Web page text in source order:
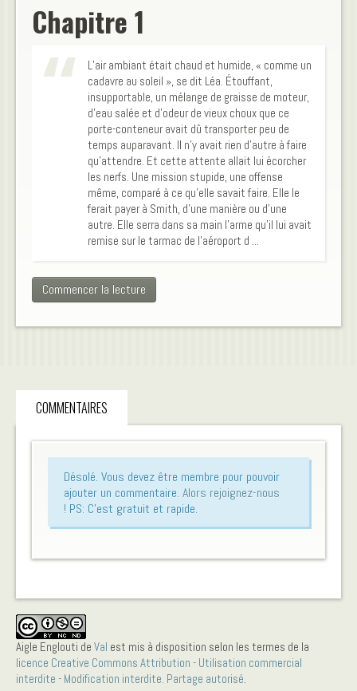
Chapitre 1
L’air ambiant était chaud et humide, « comme un
cadavre au soleil », se dit Léa. Étouffant,
insupportable, un mélange de graisse de moteur,
d’eau salée et d’odeur de vieux choux que ce
porte-conteneur avait dû transporter peu de
temps auparavant. Il n’y avait rien d’autre à faire
qu’attendre. Et cette attente allait lui écorcher
les nerfs. Une mission stupide, une offense
même, comparé à ce qu’elle savait faire. Elle le
ferait payer à Smith, d’une manière ou d’une
autre. Elle serra dans sa main l’arme qu’il lui avait
remise sur le tarmac de l’aéroport d ...
Commencer la lecture
COMMENTAIRES
Désolé. Vous devez être membre pour pouvoir
ajouter un commentaire. Alors rejoignez-nous
! PS: C'est gratuit et rapide.
Aigle Englouti de Val est mis à disposition selon les termes de la
licence Creative Commons Attribution - Utilisation commercial
interdite - Modification interdite. Partage autorisé